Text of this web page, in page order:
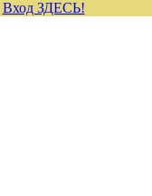
Вход ЗДЕСЬ!